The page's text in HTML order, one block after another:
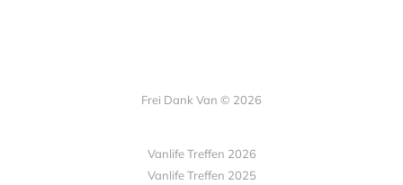
Frei Dank Van © 2026
Vanlife Treffen 2026
Vanlife Treffen 2025